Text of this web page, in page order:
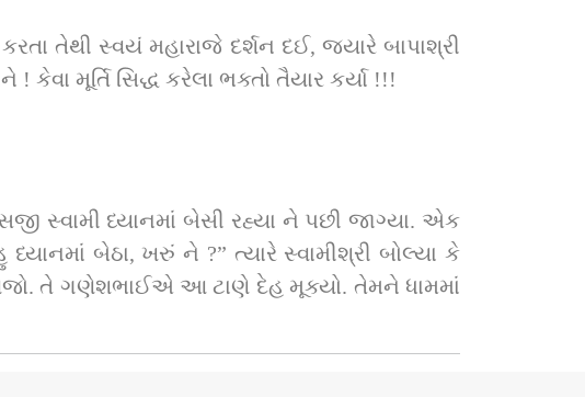
તેથી સ્વયં મહારાજે દર્શન દઈ, જ્યારે બાપાશ્રી
તેમની સેવા, સમાગમ, કરવા જણાવ્યું હતું. કોટિ કોટિ વંદન સદ્‌ગુરુશ્રીને ! કેવા મૂર્તિ સિદ્ધ કરેલા ભક્તો તૈયાર કર્યા !!!
બેઠા, ખરું ને ?” ત્યારે સ્વામીશ્રી બોલ્યા કે
તે ગણેશભાઈએ આ ટાણે દેહ મૂક્યો. તેમને ધામમાં